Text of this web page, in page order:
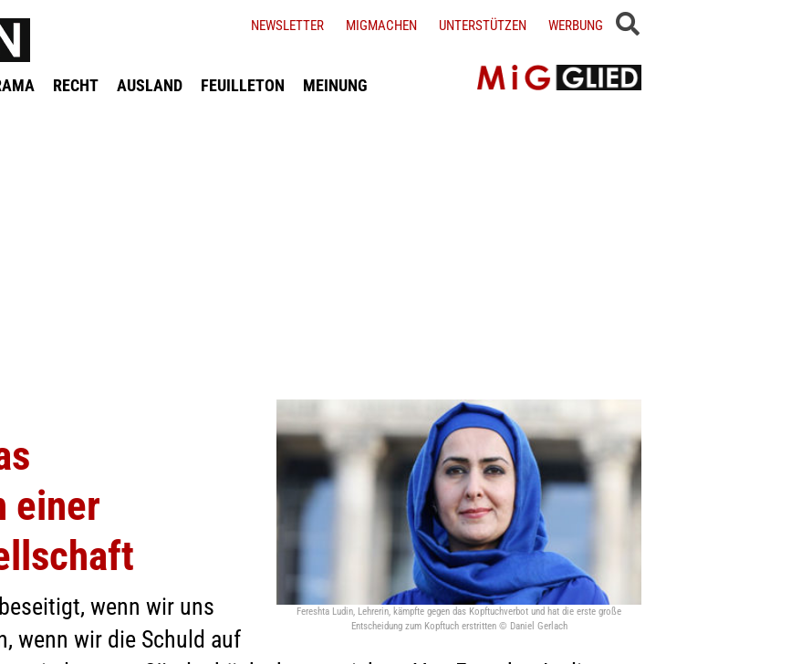
RECHT AUSLAND FEUILLETON MEINUNG
NEWSLETTER MIGMACHEN UNTERSTÜTZEN WERBUNG
Fereshta Ludin, Lehrerin, kämpfte gegen das Kopftuchverbot und hat die erste große
Entscheidung zum Kopftuch erstritten © Daniel Gerlach
einer
wenn wir uns
wenn wir die Schuld auf